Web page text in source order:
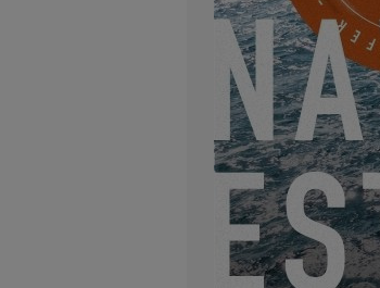
Deseo recibir